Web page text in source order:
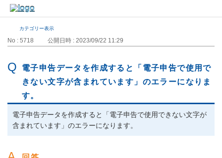
カテゴリー表示
No : 5718 公開日時 : 2023/09/22 11:29
電子申告データを作成すると「電子申告で使用で
きない文字が含まれています」のエラーになりま
す。
電子申告データを作成すると「電子申告で使用できない文字が
含まれています」のエラーになります。